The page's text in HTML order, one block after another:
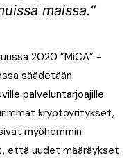
maissa.”
2020 ”MiCA” -
säädetään
palveluntarjoajille
kryptoyritykset,
myöhemmin
että uudet määräykset